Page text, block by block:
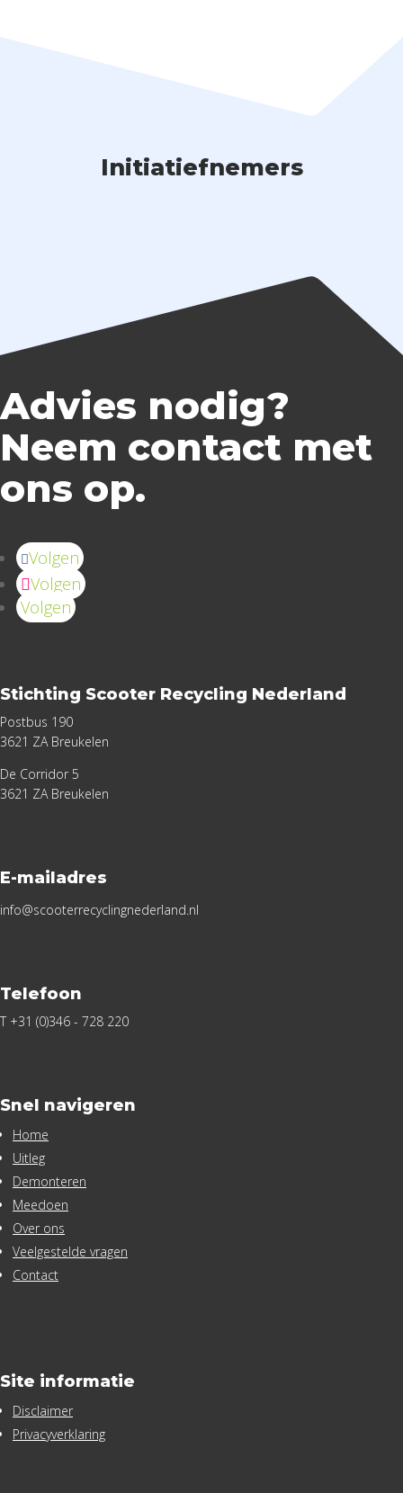
Initiatiefnemers
Advies nodig?
Neem contact met
ons op.
Volgen
Volgen
Volgen
Stichting Scooter Recycling Nederland
Postbus 190
3621 ZA Breukelen
De Corridor 5
3621 ZA Breukelen
E-mailadres
info@scooterrecyclingnederland.nl
Telefoon
T +31 (0)346 - 728 220
Snel navigeren
Home
Uitleg
Demonteren
Meedoen
Over ons
Veelgestelde vragen
Contact
Site informatie
Disclaimer
Privacyverklaring